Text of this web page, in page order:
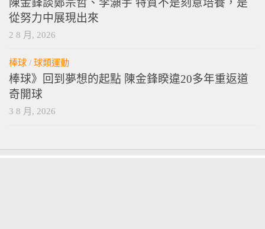
陳金鋒談鄭宗哲、李灝宇 特質不是刻意培養，是
從努力中展現出來
2 8 月, 2026
棒球 球類運動
棒球》回到夢想的起點 陳金鋒睽違20多年重返道
奇開球
3 8 月, 2026